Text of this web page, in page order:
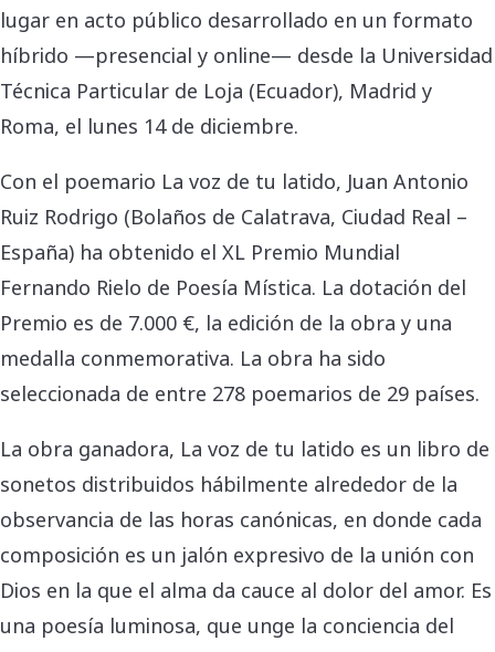
lugar en acto público desarrollado en un formato
híbrido —presencial y online— desde la Universidad
Técnica Particular de Loja (Ecuador), Madrid y
Roma, el lunes 14 de diciembre.
Con el poemario La voz de tu latido, Juan Antonio
Ruiz Rodrigo (Bolaños de Calatrava, Ciudad Real –
España) ha obtenido el XL Premio Mundial
Fernando Rielo de Poesía Mística. La dotación del
Premio es de 7.000 €, la edición de la obra y una
medalla conmemorativa. La obra ha sido
seleccionada de entre 278 poemarios de 29 países.
La obra ganadora, La voz de tu latido es un libro de
sonetos distribuidos hábilmente alrededor de la
observancia de las horas canónicas, en donde cada
composición es un jalón expresivo de la unión con
Dios en la que el alma da cauce al dolor del amor. Es
una poesía luminosa, que unge la conciencia del